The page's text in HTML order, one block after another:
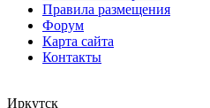
Правила размещения
Форум
Карта сайта
Контакты
Иркутск